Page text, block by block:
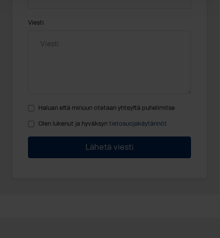
Viesti
Haluan että minuun otetaan yhteyttä puhelimitse
Olen lukenut ja hyväksyn tietosuojakäytännöt